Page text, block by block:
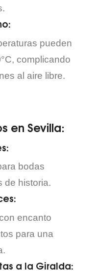
pueden
complicando
al aire libre.
en Sevilla:
bodas
de historia.
encanto
para una
a la Giralda: